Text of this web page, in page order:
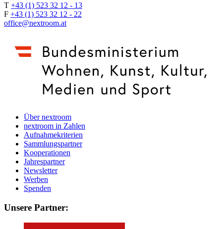
T +43 (1) 523 32 12 - 13
F +43 (1) 523 32 12 - 22
office@nextroom.at
Über nextroom
nextroom in Zahlen
Aufnahmekriterien
Sammlungspartner
Kooperationen
Jahrespartner
Newsletter
Werben
Spenden
Unsere Partner: